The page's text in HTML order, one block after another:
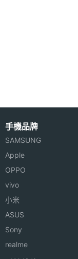
◎ 採用 USB
◎ 支援 microSD
間
※本文為 SOGI 手機王
尺寸
主螢幕
解析度
主螢幕
材質
主螢幕
觸控
手機品牌
SAMSUNG
Apple
OPPO
vivo
小米
ASUS
Sony
realme